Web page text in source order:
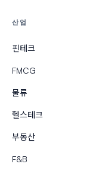
산업
핀테크
FMCG
물류
헬스테크
부동산
F&B